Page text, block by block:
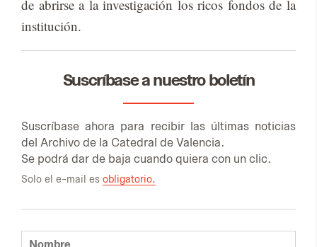
de abrir­se a la in­ves­ti­ga­ción los ri­cos fon­dos de la
ins­ti­tu­ción.
Suscríbase a nuestro boletín
Sus­crí­ba­se aho­ra para re­ci­bir las úl­ti­mas no­ti­cias
del Ar­chi­vo de la Ca­te­dral de Va­len­cia.
Se po­drá dar de baja cuan­do quie­ra con un clic.
Solo el e-mail es obligatorio.